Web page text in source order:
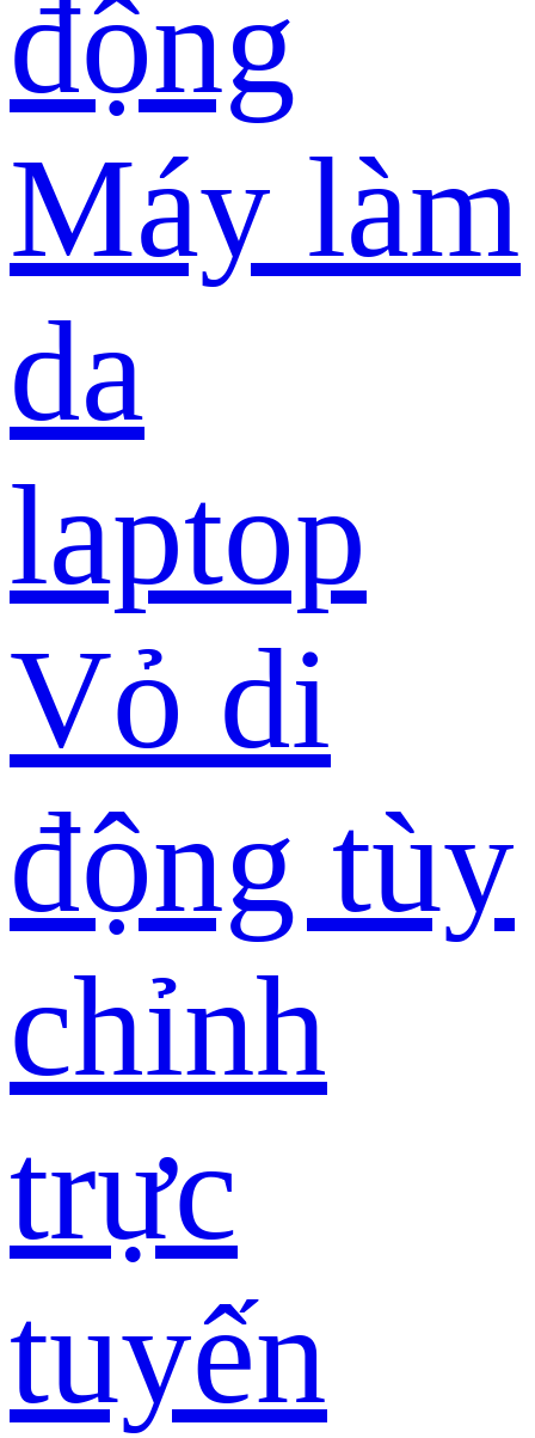
động
Máy làm
da
laptop
Vỏ di
động tùy
chỉnh
trực
tuyến